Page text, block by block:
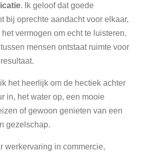
. Ik geloof dat goede
bij oprechte aandacht voor elkaar,
vermogen om echt te luisteren.
mensen ontstaat ruimte voor
het heerlijk om de hectiek achter
in, het water op, een mooie
of gewoon genieten van een
gezelschap.
werkervaring in commercie,